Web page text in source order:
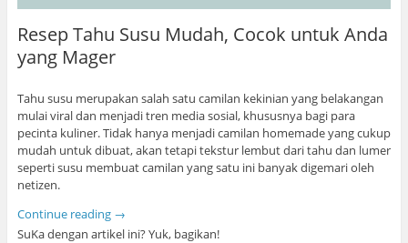
Resep Tahu Susu Mudah, Cocok untuk Anda
yang Mager
Tahu susu merupakan salah satu camilan kekinian yang belakangan
mulai viral dan menjadi tren media sosial, khususnya bagi para
pecinta kuliner. Tidak hanya menjadi camilan homemade yang cukup
mudah untuk dibuat, akan tetapi tekstur lembut dari tahu dan lumer
seperti susu membuat camilan yang satu ini banyak digemari oleh
netizen.
Continue reading →
SuKa dengan artikel ini? Yuk, bagikan!